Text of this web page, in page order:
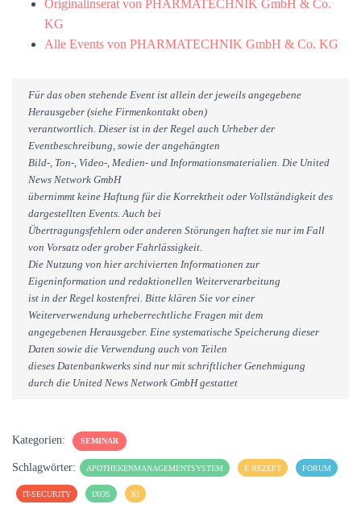
Originalinserat von PHARMATECHNIK GmbH & Co.
KG
Alle Events von PHARMATECHNIK GmbH & Co. KG
Für das oben stehende Event ist allein der jeweils angegebene
Herausgeber (siehe Firmenkontakt oben)
verantwortlich. Dieser ist in der Regel auch Urheber der
Eventbeschreibung, sowie der angehängten
Bild-, Ton-, Video-, Medien- und Informationsmaterialien. Die United
News Network GmbH
übernimmt keine Haftung für die Korrektheit oder Vollständigkeit des
dargestellten Events. Auch bei
Übertragungsfehlern oder anderen Störungen haftet sie nur im Fall
von Vorsatz oder grober Fahrlässigkeit.
Die Nutzung von hier archivierten Informationen zur
Eigeninformation und redaktionellen Weiterverarbeitung
ist in der Regel kostenfrei. Bitte klären Sie vor einer
Weiterverwendung urheberrechtliche Fragen mit dem
angegebenen Herausgeber. Eine systematische Speicherung dieser
Daten sowie die Verwendung auch von Teilen
dieses Datenbankwerks sind nur mit schriftlicher Genehmigung
durch die United News Network GmbH gestattet
Kategorien: SEMINAR
Schlagwörter: APOTHEKENMANAGEMENTSYSTEM E-REZEPT FORUM
IT-SECURITY IXOS KI